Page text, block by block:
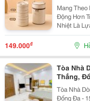
Mang
Động Hơn
Nhiệt Là
Đi Làm
Xếp Và
149.000₫
Tòa Nhà
Thắng,
Tầng - Mt
Tòa Nhà
Đống Đa -